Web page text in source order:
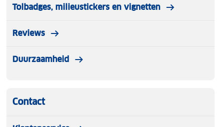
Tolbadges, milieustickers en vignetten
Reviews
Duurzaamheid
Contact